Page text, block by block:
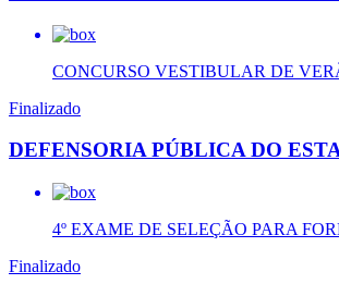
CONCURSO VESTIBULAR DE
Finalizado
DEFENSORIA PÚBLICA DO
4º EXAME DE SELEÇÃO PARA
Finalizado